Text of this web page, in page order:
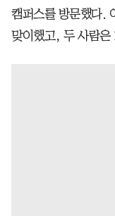
캠퍼스를 방문했다.
맞이했고, 두 사람은